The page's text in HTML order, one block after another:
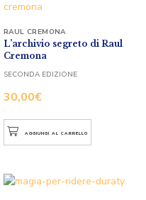
L’archivio segreto di Raul
Cremona
30,00€
RAUL CREMONA
SECONDA EDIZIONE
AGGIUNGI AL CARRELLO